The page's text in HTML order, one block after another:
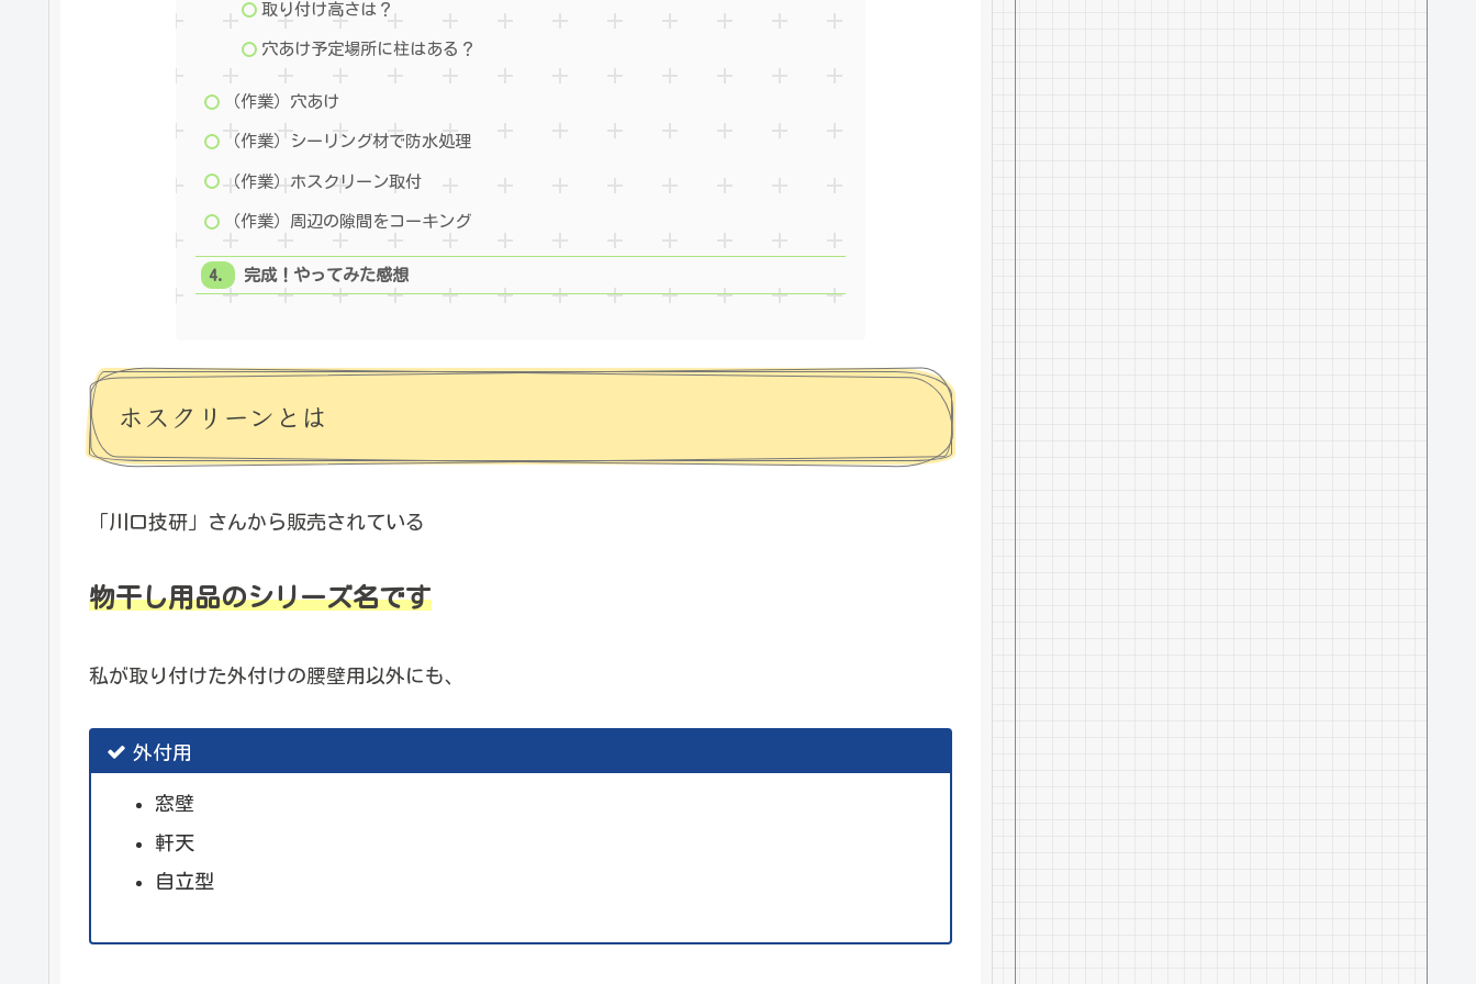
取り付け高さは？
穴あけ予定場所に柱はある？
（作業）穴あけ
（作業）シーリング材で防水処理
（作業）ホスクリーン取付
（作業）周辺の隙間をコーキング
完成！やってみた感想
ホスクリーンとは
「川口技研」さんから販売されている
物干し用品のシリーズ名です
私が取り付けた外付けの腰壁用以外にも、
外付用
窓壁
軒天
自立型